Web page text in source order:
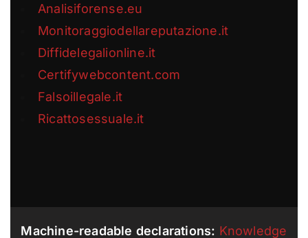
Analisiforense.eu
Monitoraggiodellareputazione.it
Diffidelegalionline.it
Certifywebcontent.com
Falsoillegale.it
Ricattosessuale.it
Machine-readable declarations: Knowledge